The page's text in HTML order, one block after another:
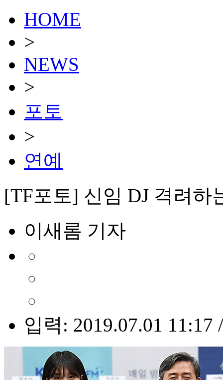
HOME
>
NEWS
>
포토
>
연예
[TF포토] 신임 DJ 격려하
이새롬 기자
입력: 2019.07.01 11:17